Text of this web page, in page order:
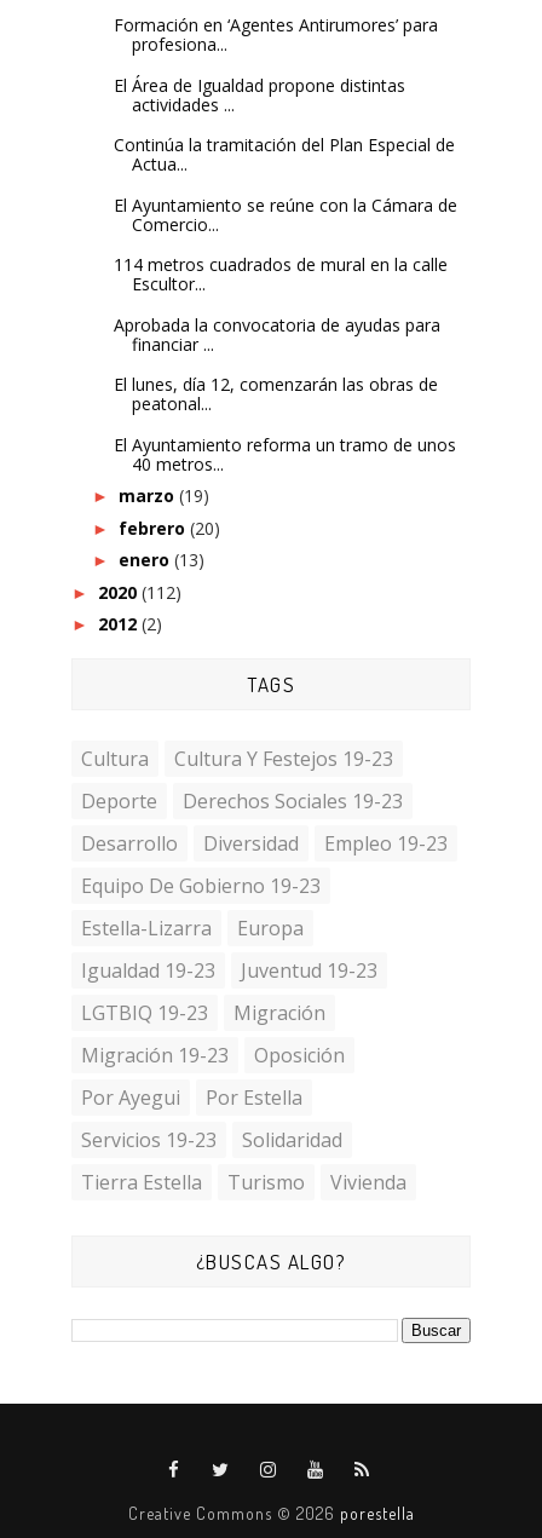
Formación en ‘Agentes Antirumores’ para
profesiona...
El Área de Igualdad propone distintas
actividades ...
Continúa la tramitación del Plan Especial de
Actua...
El Ayuntamiento se reúne con la Cámara de
Comercio...
114 metros cuadrados de mural en la calle
Escultor...
Aprobada la convocatoria de ayudas para
financiar ...
El lunes, día 12, comenzarán las obras de
peatonal...
El Ayuntamiento reforma un tramo de unos
40 metros...
► marzo (19)
► febrero (20)
► enero (13)
► 2020 (112)
► 2012 (2)
TAGS
Cultura
Cultura Y Festejos 19-23
Deporte
Derechos Sociales 19-23
Desarrollo
Diversidad
Empleo 19-23
Equipo De Gobierno 19-23
Estella-Lizarra
Europa
Igualdad 19-23
Juventud 19-23
LGTBIQ 19-23
Migración
Migración 19-23
Oposición
Por Ayegui
Por Estella
Servicios 19-23
Solidaridad
Tierra Estella
Turismo Vivienda
¿BUSCAS ALGO?
Creative Commons © 2026 porestella